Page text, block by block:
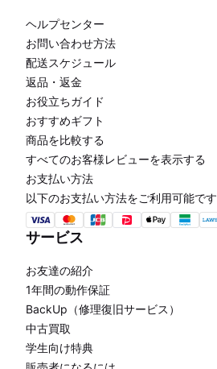
ヘルプセンター
お問い合わせ方法
配送スケジュール
返品・返金
お役立ちガイド
おすすめギフト
商品を比較する
すべてのお客様レビューを表示する
お支払い方法
以下のお支払い方法をご利用可能です
サービス
お友達の紹介
1年間の動作保証
BackUp（修理復旧サービス）
中古買取
学生向け特典